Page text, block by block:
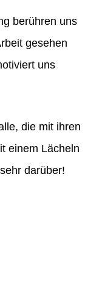
berühren uns
gesehen
uns
die mit ihren
einem Lächeln
darüber!